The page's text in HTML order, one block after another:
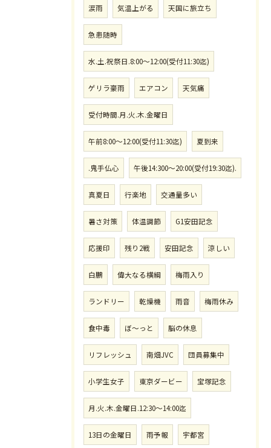
涙雨 気温上がる 天国に旅立ち
急患随時
水.土.祝祭日.8:00〜12:00(受付11:30迄)
ゲリラ豪雨 エアコン 天気痛
受付時間.月.火.木.金曜日
午前8:00〜12:00(受付11:30迄) 夏到来
.鬼手仏心 午後14:300〜20:00(受付19:30迄).
真夏日 行楽地 交通量多い
暑さ対策 体温調節 G1安田記念
応援印 残り2戦 安田記念 涼しい
白鵬 偉大なる横綱 梅雨入り
ランドリー 乾燥機 雨音 梅雨休み
食中毒 ぼ〜っと 脳の休息
リフレッシュ 南畑JVC 団員募集中
小学生女子 東京ダービー 宝塚記念
月.火.木.金曜日.12:30〜14:00迄
13日の金曜日 雨予報 宇都宮